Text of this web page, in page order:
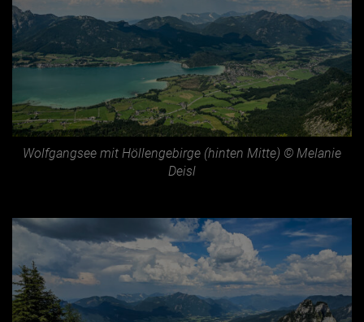
Wolfgangsee mit Höllengebirge (hinten Mitte) © Melanie
Deisl